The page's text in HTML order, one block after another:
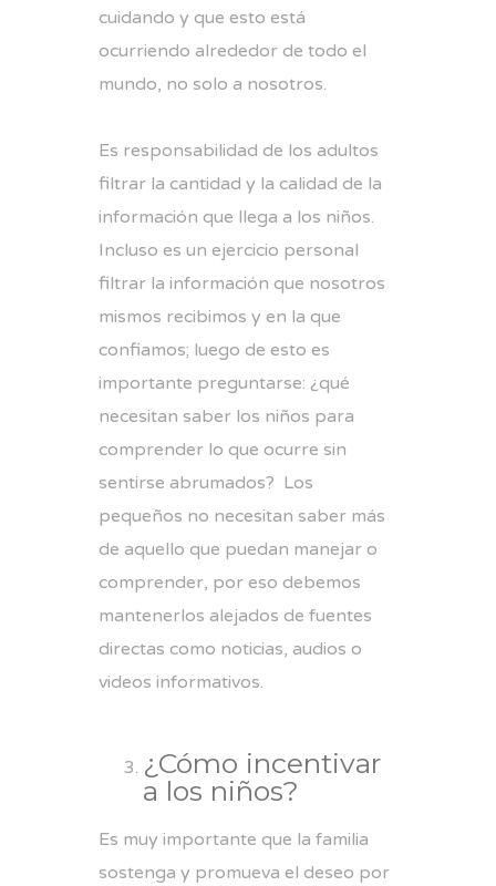
cuidando y que esto está
ocurriendo alrededor de todo el
mundo, no solo a nosotros.
Es responsabilidad de los adultos
filtrar la cantidad y la calidad de la
información que llega a los niños.
Incluso es un ejercicio personal
filtrar la información que nosotros
mismos recibimos y en la que
confiamos; luego de esto es
importante preguntarse: ¿qué
necesitan saber los niños para
comprender lo que ocurre sin
sentirse abrumados? Los
pequeños no necesitan saber más
de aquello que puedan manejar o
comprender, por eso debemos
mantenerlos alejados de fuentes
directas como noticias, audios o
videos informativos.
¿Cómo incentivar
a los niños?
Es muy importante que la familia
sostenga y promueva el deseo por